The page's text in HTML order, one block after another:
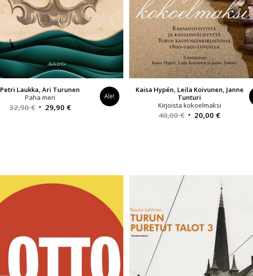
Petri Laukka, Ari Turunen
Paha meri
32,90€ Alkuperäinen
29,90 €Nykyinen
Ale!
Kaisa Hypén, Leila Koivunen, Janne
Tunturi
Kirjoista kokoelmaksi
40,00€ Alkuperäinen
20,00 €Nykyinen